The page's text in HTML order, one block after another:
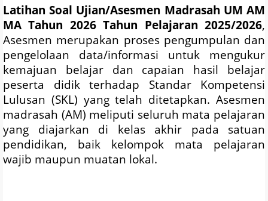
Latihan Soal Ujian/Asesmen Madrasah UM AM
MA Tahun 2026 Tahun Pelajaran 2025/2026,
Asesmen merupakan proses pengumpulan dan
pengelolaan data/informasi untuk mengukur
kemajuan belajar dan capaian hasil belajar
peserta didik terhadap Standar Kompetensi
Lulusan (SKL) yang telah ditetapkan. Asesmen
madrasah (AM) meliputi seluruh mata pelajaran
yang diajarkan di kelas akhir pada satuan
pendidikan, baik kelompok mata pelajaran
wajib maupun muatan lokal.